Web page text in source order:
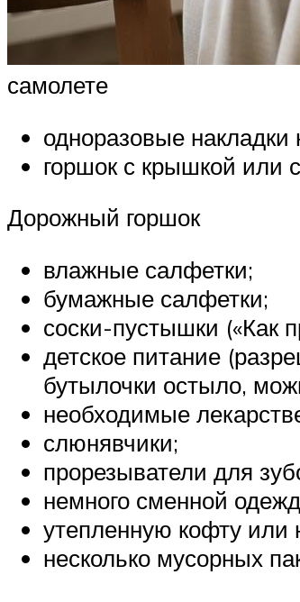
самолете
одноразовые накладки
горшок с крышкой или
Дорожный горшок
влажные салфетки;
бумажные салфетки;
соски-пустышки («Как
детское питание
бутылочки остыло,
необходимые
слюнявчики;
прорезыватели для
немного сменной
утепленную кофту или
несколько мусорных